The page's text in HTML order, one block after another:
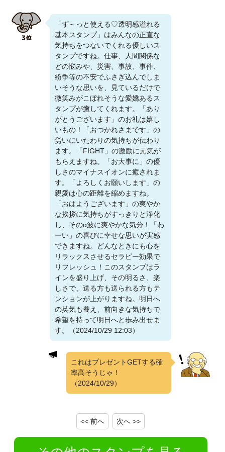
「ず～っと使える♡透明感溢れる
基本スタンプ」はみんなの正直な
気持ちをつないでくれる優しいス
タンプですね。仕事、人間関係な
どの悩みや、災害、事故、事件、
紛争等の不安でふさぎ込んでしま
いそうな思いを、見ているだけで
微笑みがこぼれそうな愛嬌あるス
タンプが癒してくれます。「あり
がとうございます」のお礼は嬉し
いもの！「おつかれさまです」の
労いにいたわりの気持ちが伝わり
ます。「FIGHT」の激励に元気が
もらえますね。「お大事に」の優
しさのマイナスイオンに癒されま
す。「よろしくお願いします」の
親愛は心の距離を縮めますね。
「おはようございます」の爽やか
な挨拶に気持ちがすっきりと浄化
し、そのα波に爽やかな気分！「わ
ーい」の喜びに幸せな思いが実感
できますね。どんなときにも心を
リラックスさせるセラピー効果で
リフレッシュ！このスタンプはラ
インを盛り上げ、その明るさ、楽
しさで、送る方も送られる方もテ
ンションが上がりますね。明日へ
の英気も養え、前向きな気持ちで
希望を持って明日へと歩み出せま
す。（2024/10/29 12:03）
これはプレゼントGETする確
率高そうじゃ！
（2024/10/29）
<< 前へ 次へ >>